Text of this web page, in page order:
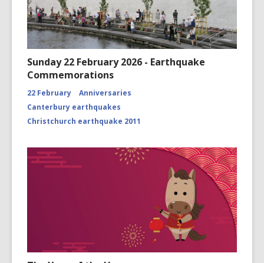
Sunday 22 February 2026 - Earthquake
Commemorations
22 February
Anniversaries
Canterbury earthquakes
Christchurch earthquake 2011